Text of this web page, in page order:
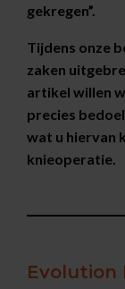
gekregen”.
Tijdens onze
zaken
artikel willen
precies
wat u hiervan
knieoperatie.
Evolution